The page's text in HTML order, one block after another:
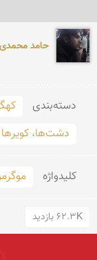
حامد محمدی
دسته‌بندی
دشت‌ها،
کلید‌واژه
62.3K بازدید